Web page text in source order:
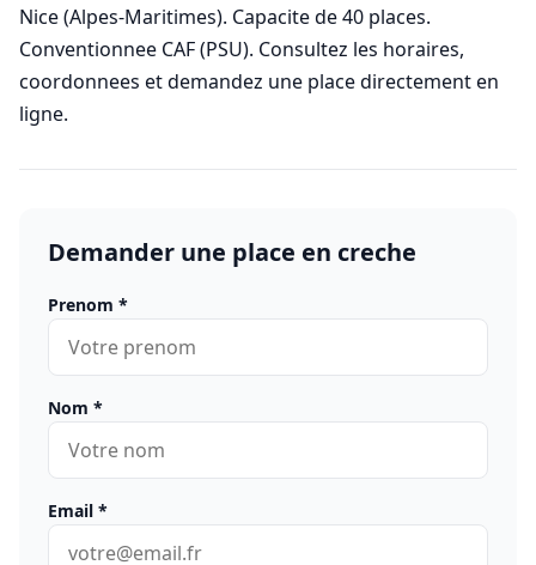
Nice (Alpes-Maritimes). Capacite de 40 places.
Conventionnee CAF (PSU). Consultez les horaires,
coordonnees et demandez une place directement en
ligne.
Demander une place en creche
Prenom *
Nom *
Email *